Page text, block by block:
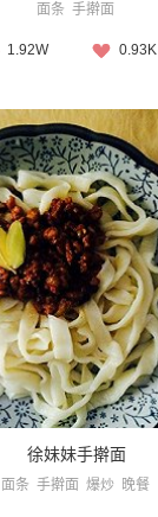
面条 手擀面
1.92W 0.93K
徐妹妹手擀面
面条 手擀面 爆炒 晚餐